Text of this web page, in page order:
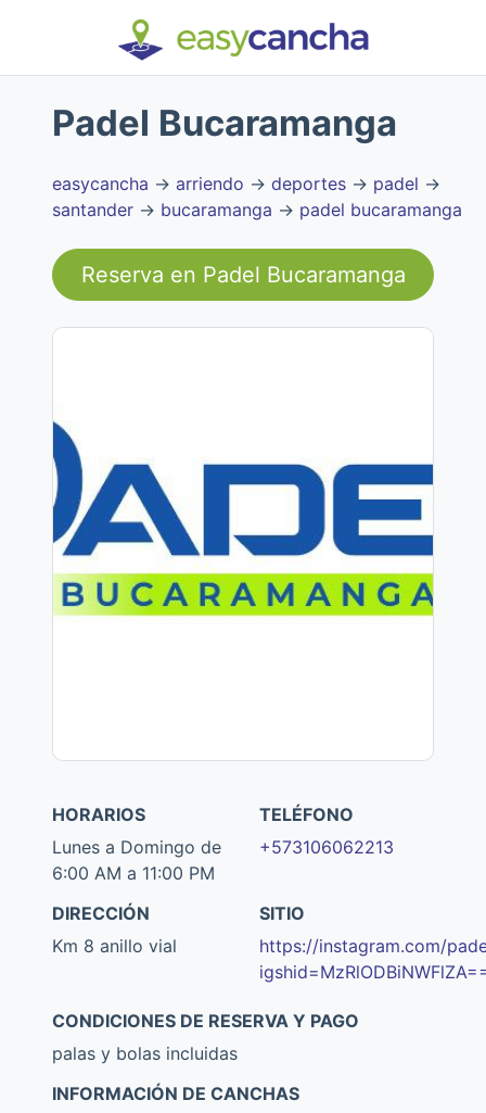
Padel Bucaramanga
easycancha → arriendo → deportes → padel →
santander → bucaramanga → padel bucaramanga
Reserva en Padel Bucaramanga
HORARIOS
Lunes a Domingo de
6:00 AM a 11:00 PM
TELÉFONO
+573106062213
DIRECCIÓN
Km 8 anillo vial
SITIO
https://instagram.com/
CONDICIONES DE RESERVA Y PAGO
palas y bolas incluidas
INFORMACIÓN DE CANCHAS